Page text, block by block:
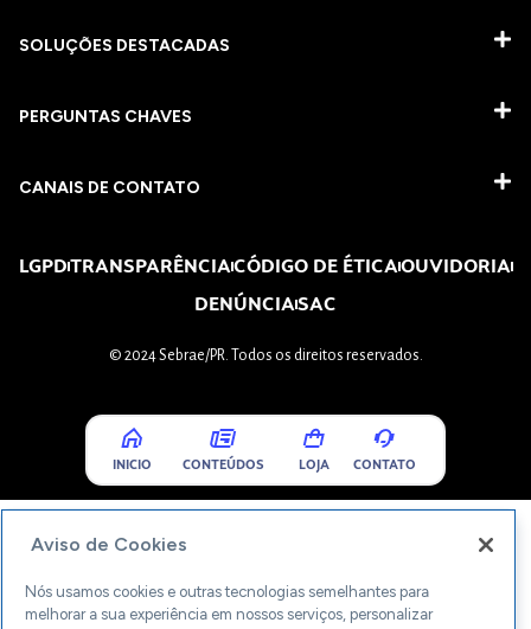
SOLUÇÕES DESTACADAS
PERGUNTAS CHAVES​
CANAIS DE CONTATO
LGPDTRANSPARÊNCIACÓDIGO DE ÉTICAOUVIDORIA
DENÚNCIASAC
© 2024 Sebrae/PR. Todos os direitos reservados.
INICIO CONTEÚDOS LOJA CONTATO
Aviso de Cookies
Nós usamos cookies e outras tecnologias semelhantes para
melhorar a sua experiência em nossos serviços, personalizar